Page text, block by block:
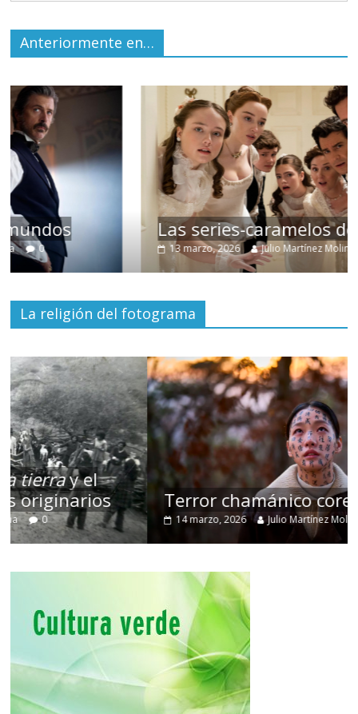
Anteriormente en…
Las series-caramelos de Shondaland
13 marzo, 2026 Julio Martínez Molina 0
La religión del fotograma
Terror chamánico coreano
14 marzo, 2026 Julio Martínez Molina 0